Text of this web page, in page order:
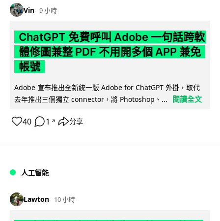
Vin 9 小時
ChatGPT 免費呼叫 Adobe 一句話跨軟
體修圖兼整 PDF 不用開多個 APP 兼免
帳號
Adobe 宣布推出全新統一版 Adobe for ChatGPT 外掛，取代
去年推出三個獨立 connector，將 Photoshop、...
閱讀全文
40 1 ↗ 分享
人工智能
Lawton 10 小時